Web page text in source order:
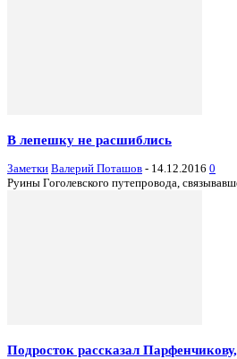
В лепешку не расшиблись
Заметки Валерий Поташов - 14.12.2016 0
Руины Гоголевского путепровода,
Подросток рассказал